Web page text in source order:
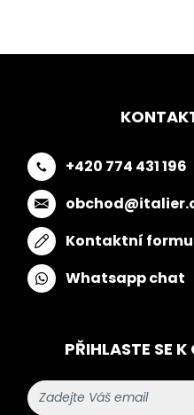
+420 774 431 196
Kontaktní
Whatsapp chat
PŘIHLASTE SE